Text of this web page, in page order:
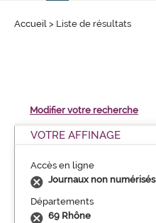
Accueil > Liste de résultats
Modifier votre recherche
VOTRE AFFINAGE
Accès en ligne
Journaux non numérisés
Départements
69 Rhône